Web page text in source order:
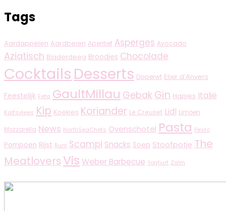
Tags
Aardappelen Aardbeien Aperitief Asperges Avocado
Aziatisch Bladerdeeg Broodjes Chocolade
Cocktails Desserts Doperwt Elixir d’Anvers
Feestelijk Feta GaultMillau Gebak Gin Hapjes Italië
Kalfsvlees Kip Koekjes Koriander Le Creuset Lidl Limoen
Mozzarella News NorthSeaChefs Ovenschotel Pasta Pesto
Pompoen Rijst Rum Scampi Snacks Soep Stoofpotje The
Meatlovers Vis Weber Barbecue Yoghurt Zalm